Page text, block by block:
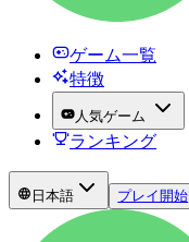
ゲーム一覧
特徴
人気ゲーム
ランキング
日本語 プレイ開始